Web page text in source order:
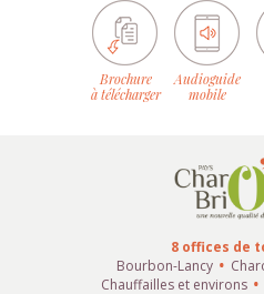
Brochure
à télécharger
Audioguide
mobile
8 offices de
Bourbon-Lancy
Chauffailles et environs